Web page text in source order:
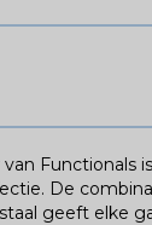
Functionals
De
geeft elke